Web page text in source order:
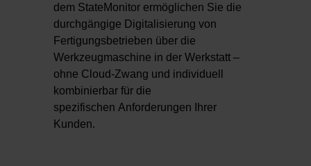
dem StateMonitor ermöglichen Sie die
durchgängige Digitalisierung von
Fertigungsbetrieben über die
Werkzeugmaschine in der Werkstatt –
ohne Cloud-Zwang und individuell
kombinierbar für die
spezifischen Anforderungen Ihrer
Kunden.